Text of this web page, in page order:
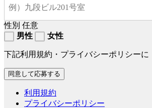
性別 任意
男性
女性
下記利用規約・プライバシーポリシーに
利用規約
プライバシーポリシー